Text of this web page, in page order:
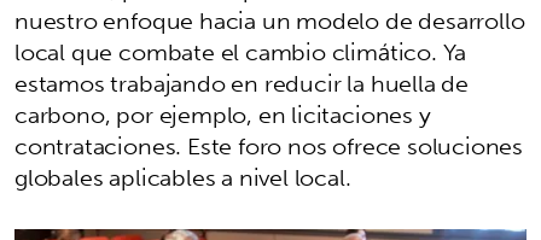
nuestro enfoque hacia un modelo de desarrollo
local que combate el cambio climático. Ya
estamos trabajando en reducir la huella de
carbono, por ejemplo, en licitaciones y
contrataciones. Este foro nos ofrece soluciones
globales aplicables a nivel local.